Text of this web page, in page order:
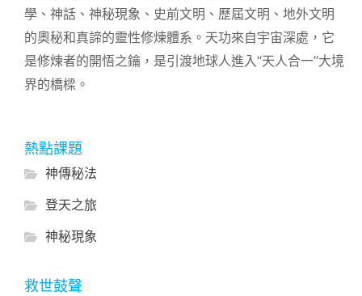
學、神話、神秘現象、史前文明、歷屆文明、地外文明
的奧秘和真諦的靈性修煉體系。天功來自宇宙深處，它
是修煉者的開悟之鑰，是引渡地球人進入“天人合一”大境
界的橋樑。
熱點課題
神傳秘法
登天之旅
神秘現象
救世鼓聲